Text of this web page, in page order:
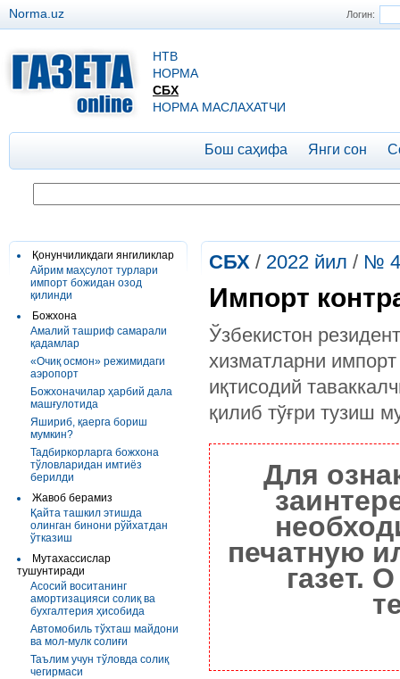
Логин:
Norma.uz
НТВ
НОРМА
СБХ
НОРМА МАСЛАХАТЧИ
Бош саҳифа Янги сон
Қонунчиликдаги янгиликлар
Айрим маҳсулот турлари
импорт божидан озод
қилинди
Божхона
Амалий ташриф самарали
қадамлар
«Очиқ осмон» режимидаги
аэропорт
Божхоначилар ҳарбий дала
машғулотида
Яшириб, қаерга бориш
мумкин?
Тадбиркорларга божхона
тўловларидан имтиёз
берилди
Жавоб берамиз
Қайта ташкил этишда
олинган бинони рўйхатдан
ўтказиш
Мутахассислар
тушунтиради
Асосий воситанинг
амортизацияси солиқ ва
бухгалтерия ҳисобида
Автомобиль тўхташ майдони
ва мол-мулк солиғи
Таълим учун тўловда солиқ
чегирмаси
СБХ / 2022 йил / №
Импорт
Ўзбекистон
хизматларни
иқтисодий
қилиб тўғри тузиш
Для
печатную
газет.